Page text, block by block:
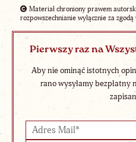
Materiał chroniony prawem
rozpowszechnianie wyłącznie za zgodą
Pierwszy raz na
Aby nie ominąć istotnych
rano wysyłamy bezpłatny